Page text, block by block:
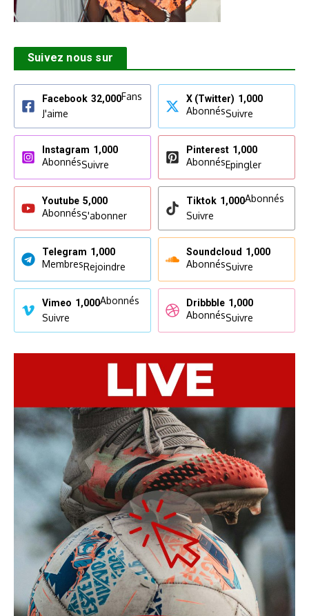
Suivez nous sur
Facebook 32,000Fans
J'aime
X (Twitter) 1,000
AbonnésSuivre
Instagram 1,000
AbonnésSuivre
Pinterest 1,000
AbonnésEpingler
Youtube 5,000
AbonnésS'abonner
Tiktok 1,000Abonnés
Suivre
Telegram 1,000
MembresRejoindre
Soundcloud 1,000
AbonnésSuivre
Vimeo 1,000Abonnés
Suivre
Dribbble 1,000
AbonnésSuivre